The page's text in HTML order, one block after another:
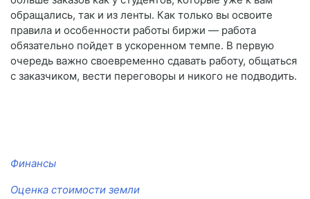
обращались, так и из ленты. Как только вы освоите
правила и особенности работы биржи — работа
обязательно пойдет в ускоренном темпе. В первую
очередь важно своевременно сдавать работу, общаться
с заказчиком, вести переговоры и никого не подводить.
Финансы
Оценка стоимости земли